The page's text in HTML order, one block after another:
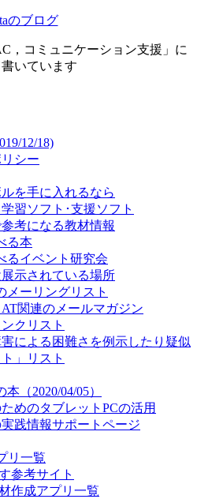
のブログ
，コミュニケーション支援」に
いています
12/18)
シー
を手に入れるなら
習ソフト･支援ソフト
考になる教材情報
る本
るイベント研究会
示されている場所
メーリングリスト
関連のメールマガジン
クリスト
による困難さを例示したり疑似
」リスト
（2020/04/05）
めのタブレットPCの活用
践情報サポートページ
リ一覧
参考サイト
作成アプリ一覧